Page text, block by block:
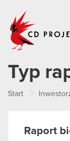
Typ
Start
Raport